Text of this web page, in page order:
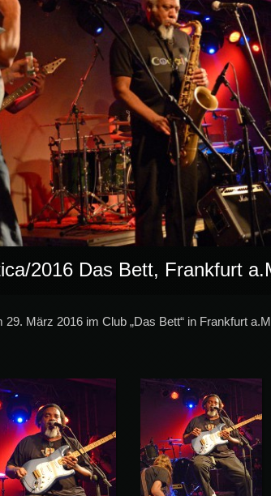
2016 Das Bett, Frankfurt
29. März 2016 im Club „Das Bett“ in Frankfurt